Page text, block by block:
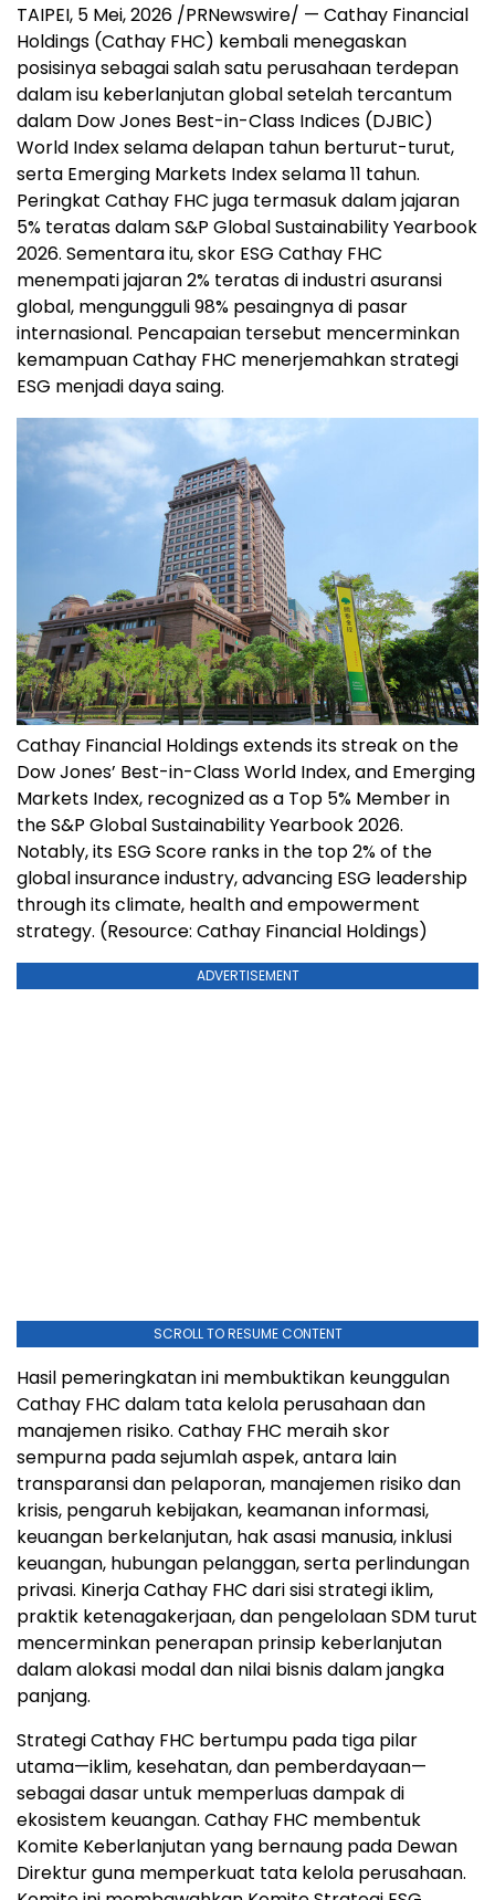
TAIPEI, 5 Mei, 2026 /PRNewswire/ — Cathay Financial
Holdings (Cathay FHC) kembali menegaskan
posisinya sebagai salah satu perusahaan terdepan
dalam isu keberlanjutan global setelah tercantum
dalam Dow Jones Best-in-Class Indices (DJBIC)
World Index selama delapan tahun berturut-turut,
serta Emerging Markets Index selama 11 tahun.
Peringkat Cathay FHC juga termasuk dalam jajaran
5% teratas dalam S&P Global Sustainability Yearbook
2026. Sementara itu, skor ESG Cathay FHC
menempati jajaran 2% teratas di industri asuransi
global, mengungguli 98% pesaingnya di pasar
internasional. Pencapaian tersebut mencerminkan
kemampuan Cathay FHC menerjemahkan strategi
ESG menjadi daya saing.
Cathay Financial Holdings extends its streak on the
Dow Jones’ Best-in-Class World Index, and Emerging
Markets Index, recognized as a Top 5% Member in
the S&P Global Sustainability Yearbook 2026.
Notably, its ESG Score ranks in the top 2% of the
global insurance industry, advancing ESG leadership
through its climate, health and empowerment
strategy. (Resource: Cathay Financial Holdings)
ADVERTISEMENT
SCROLL TO RESUME CONTENT
Hasil pemeringkatan ini membuktikan keunggulan
Cathay FHC dalam tata kelola perusahaan dan
manajemen risiko. Cathay FHC meraih skor
sempurna pada sejumlah aspek, antara lain
transparansi dan pelaporan, manajemen risiko dan
krisis, pengaruh kebijakan, keamanan informasi,
keuangan berkelanjutan, hak asasi manusia, inklusi
keuangan, hubungan pelanggan, serta perlindungan
privasi. Kinerja Cathay FHC dari sisi strategi iklim,
praktik ketenagakerjaan, dan pengelolaan SDM turut
mencerminkan penerapan prinsip keberlanjutan
dalam alokasi modal dan nilai bisnis dalam jangka
panjang.
Strategi Cathay FHC bertumpu pada tiga pilar
utama—iklim, kesehatan, dan pemberdayaan—
sebagai dasar untuk memperluas dampak di
ekosistem keuangan. Cathay FHC membentuk
Komite Keberlanjutan yang bernaung pada Dewan
Direktur guna memperkuat tata kelola perusahaan.